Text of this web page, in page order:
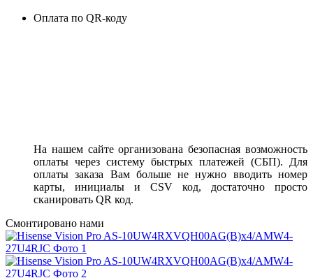
Оплата по QR-коду
На нашем сайте организована безопасная возможность
оплаты через систему быстрых платежей (СБП). Для
оплаты заказа Вам больше не нужно вводить номер
карты, инициалы и CSV код, достаточно просто
сканировать QR код.
Смонтировано нами